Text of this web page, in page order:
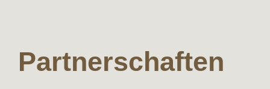
Partnerschaften